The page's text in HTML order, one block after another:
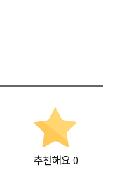
추천해요 0